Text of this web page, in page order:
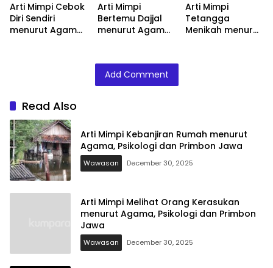
Arti Mimpi Cebok
Diri Sendiri
menurut Agama,
Arti Mimpi
Bertemu Dajjal
menurut Agama,
Arti Mimpi
Tetangga
Menikah menurut
Add Comment
Read Also
Arti Mimpi Kebanjiran Rumah menurut
Agama, Psikologi dan Primbon Jawa
Wawasan December 30, 2025
Arti Mimpi Melihat Orang Kerasukan
menurut Agama, Psikologi dan Primbon
Jawa
Wawasan December 30, 2025